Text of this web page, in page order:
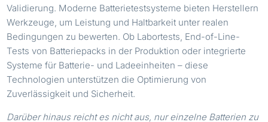
Validierung. Moderne Batterietestsysteme bieten Herstellern
Werkzeuge, um Leistung und Haltbarkeit unter realen
Bedingungen zu bewerten. Ob Labortests, End-of-Line-
Tests von Batteriepacks in der Produktion oder integrierte
Systeme für Batterie- und Ladeeinheiten – diese
Technologien unterstützen die Optimierung von
Zuverlässigkeit und Sicherheit.
Darüber hinaus reicht es nicht aus, nur einzelne Batterien zu